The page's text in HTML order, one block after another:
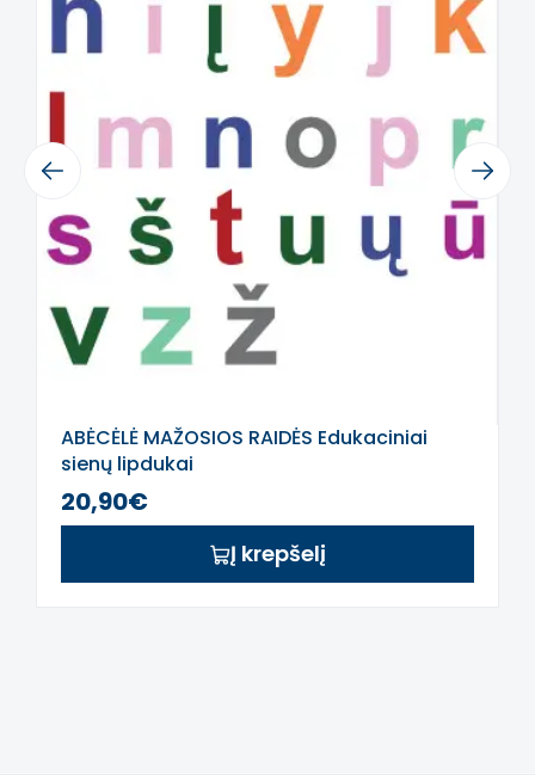
dydžio, rašykite
labas@sensorinisugdymas.ltir
pasistengsime pagaminti pagal
Previous
ABĖCĖLĖ MAŽOSIOS RAIDĖS Edukaciniai
sienų lipdukai
20,90€
Į krepšelį
Next